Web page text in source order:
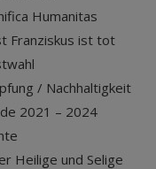
Humanitas
Franziskus ist tot
/ Nachhaltigkeit
2021 – 2024
Heilige und Selige